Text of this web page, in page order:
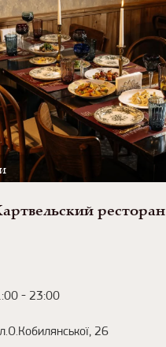
ресторан
- 23:00
26